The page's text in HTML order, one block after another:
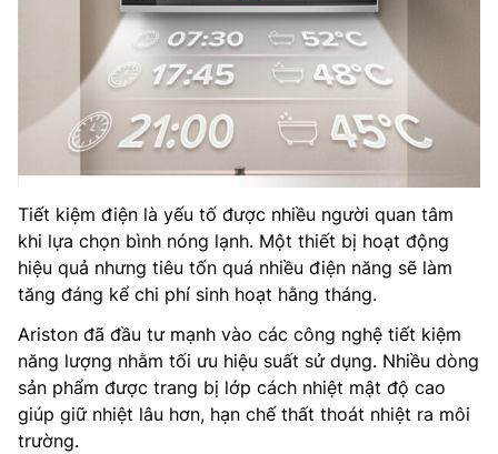
Tiết kiệm điện là yếu tố được nhiều người quan tâm
khi lựa chọn bình nóng lạnh. Một thiết bị hoạt động
hiệu quả nhưng tiêu tốn quá nhiều điện năng sẽ làm
tăng đáng kể chi phí sinh hoạt hằng tháng.
Ariston đã đầu tư mạnh vào các công nghệ tiết kiệm
năng lượng nhằm tối ưu hiệu suất sử dụng. Nhiều dòng
sản phẩm được trang bị lớp cách nhiệt mật độ cao
giúp giữ nhiệt lâu hơn, hạn chế thất thoát nhiệt ra môi
trường.